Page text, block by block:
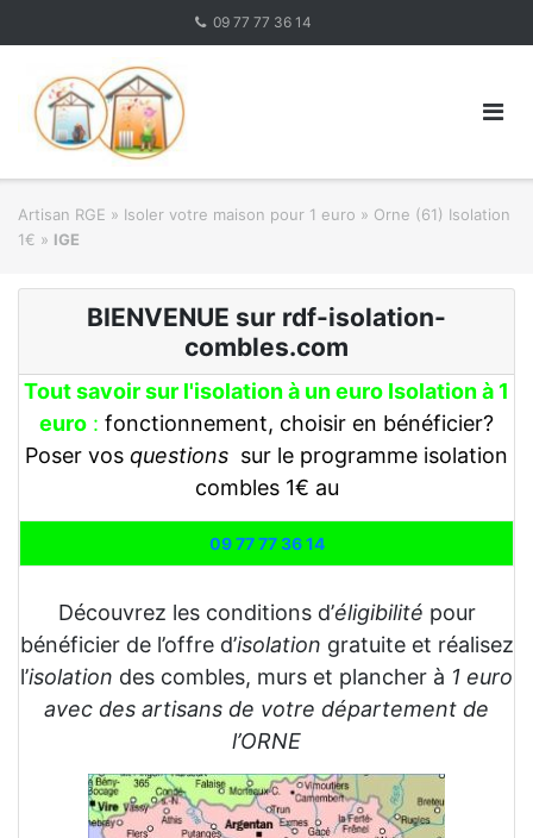
09 77 77 36 14
Artisan RGE » Isoler votre maison pour 1 euro » Orne (61) Isolation
1€ » IGE
BIENVENUE sur rdf-isolation-
combles.com
Tout savoir sur l'isolation à un euro Isolation à 1
euro : fonctionnement, choisir en bénéficier?
Poser vos questions sur le programme isolation
combles 1€ au
09 77 77 36 14
Découvrez les conditions d’éligibilité pour
bénéficier de l’offre d’isolation gratuite et réalisez
l’isolation des combles, murs et plancher à 1 euro
avec des artisans de votre département de
l’ORNE